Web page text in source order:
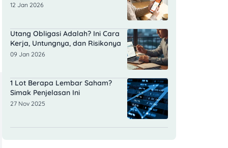
12 Jan 2026
Utang Obligasi Adalah? Ini Cara
Kerja, Untungnya, dan Risikonya
09 Jan 2026
1 Lot Berapa Lembar Saham?
Simak Penjelasan Ini
27 Nov 2025